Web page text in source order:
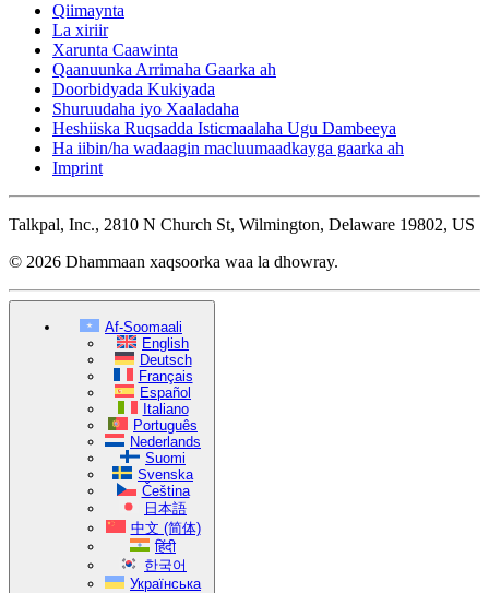
Qiimaynta
La xiriir
Xarunta Caawinta
Qaanuunka Arrimaha Gaarka ah
Doorbidyada Kukiyada
Shuruudaha iyo Xaaladaha
Heshiiska Ruqsadda Isticmaalaha Ugu Dambeeya
Ha iibin/ha wadaagin macluumaadkayga gaarka ah
Imprint
Talkpal, Inc., 2810 N Church St, Wilmington, Delaware 19802, US
© 2026 Dhammaan xaqsoorka waa la dhowray.
Af-Soomaali
English
Deutsch
Français
Español
Italiano
Português
Nederlands
Suomi
Svenska
Čeština
日本語
中文 (简体)
हिंदी
한국어
Українська